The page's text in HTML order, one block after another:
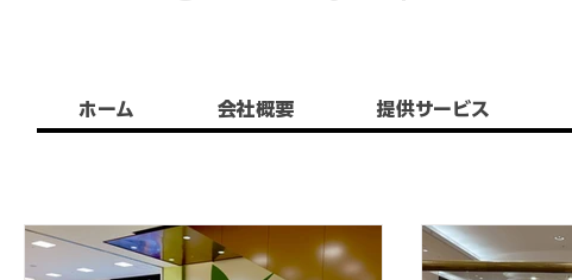
ホーム 会社概要 提供サービス